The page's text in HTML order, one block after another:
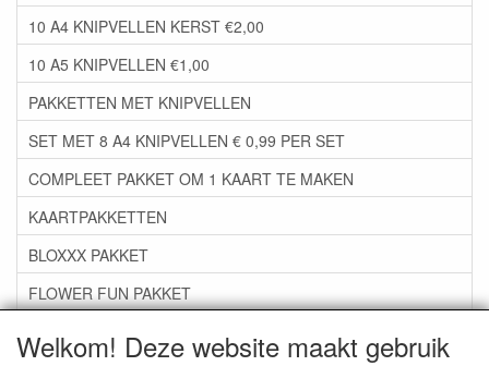
Welkom! Deze website maakt gebruik
10 A4 KNIPVELLEN KERST €2,00
10 A5 KNIPVELLEN €1,00
PAKKETTEN MET KNIPVELLEN
SET MET 8 A4 KNIPVELLEN € 0,99 PER SET
COMPLEET PAKKET OM 1 KAART TE MAKEN
KAARTPAKKETTEN
BLOXXX PAKKET
FLOWER FUN PAKKET
***GROEP 06*** TAPE/LIJM SNIJMALLEN STEMPELS